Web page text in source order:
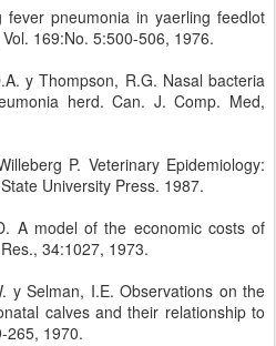
fever pneumonia in yaerling feedlot
169:No. 5:500-506, 1976.
y Thompson, R.G. Nasal bacteria
herd. Can. J. Comp. Med,
P. Veterinary Epidemiology:
University Press. 1987.
A model of the economic costs of
34:1027, 1973.
y Selman, I.E. Observations on the
calves and their relationship to
265, 1970.